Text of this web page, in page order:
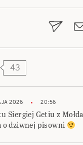
43
2026 20:56
Siergiej Getiu z
o dziwnej pisowni